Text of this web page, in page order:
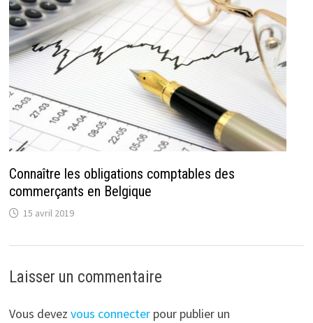
Connaître les obligations comptables des
commerçants en Belgique
15 avril 2019
Laisser un commentaire
Vous devez vous connecterpour publier un